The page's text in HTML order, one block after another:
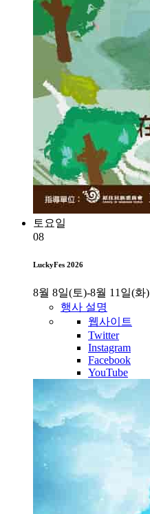
토요일
08
LuckyFes 2026
8월 8일(토)-8월 11일(화)
행사 설명
웹사이트
Twitter
Instagram
Facebook
YouTube